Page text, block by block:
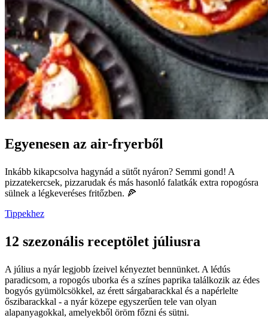
Egyenesen az air-fryerből
Inkább kikapcsolva hagynád a sütőt nyáron? Semmi gond! A
pizzatekercsek, pizzarudak és más hasonló falatkák extra ropogósra
sülnek a légkeveréses fritőzben. 🍕
Tippekhez
12 szezonális receptölet júliusra
A július a nyár legjobb ízeivel kényeztet bennünket. A lédús
paradicsom, a ropogós uborka és a színes paprika találkozik az édes
bogyós gyümölcsökkel, az érett sárgabarackkal és a napérlelte
őszibarackkal - a nyár közepe egyszerűen tele van olyan
alapanyagokkal, amelyekből öröm főzni és sütni.